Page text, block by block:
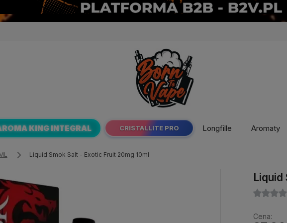
KING INTEGRAL CRISTALLITE PRO Longfille Aromaty
Liquid Smok Salt - Exotic Fruit 20mg 10ml
Liquid
Cena: